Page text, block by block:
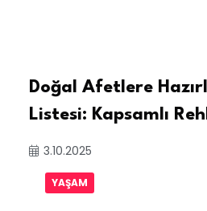
Doğal Afetlere
Listesi: Kapsamlı
3.10.2025
YAŞAM